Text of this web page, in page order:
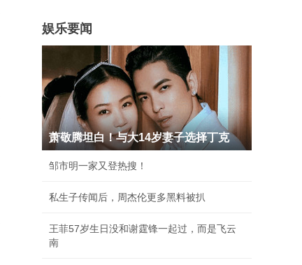
娱乐要闻
萧敬腾坦白！与大14岁妻子选择丁克
邹市明一家又登热搜！
私生子传闻后，周杰伦更多黑料被扒
王菲57岁生日没和谢霆锋一起过，而是飞云
南